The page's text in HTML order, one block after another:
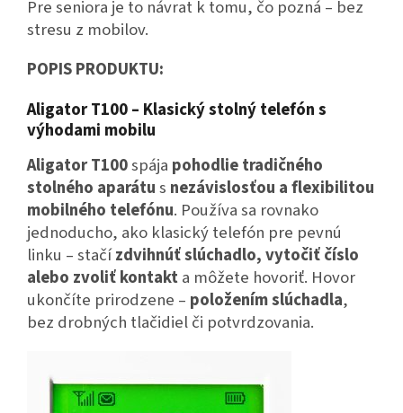
Pre seniora je to návrat k tomu, čo pozná – bez
stresu z mobilov.
POPIS PRODUKTU:
Aligator T100 – Klasický stolný telefón s
výhodami mobilu
Aligator T100spája pohodlie tradičného
stolného aparátus nezávislosťou a flexibilitou
mobilného telefónu. Používa sa rovnako
jednoducho, ako klasický telefón pre pevnú
linku – stačízdvihnúť slúchadlo, vytočiť číslo
alebo zvoliť kontakta môžete hovoriť. Hovor
ukončíte prirodzene – položením slúchadla,
bez drobných tlačidiel či potvrdzovania.